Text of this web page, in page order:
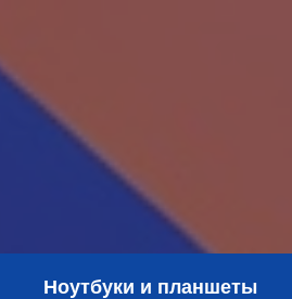
Ноутбуки и планшеты